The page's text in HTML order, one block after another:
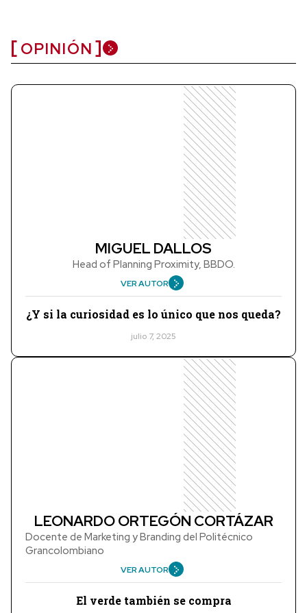
OPINIÓN
MIGUEL DALLOS
Head of Planning Proximity, BBDO.
VER AUTOR
¿Y si la curiosidad es lo único que nos queda?
julio 7, 2025
LEONARDO ORTEGÓN CORTÁZAR
Docente de Marketing y Branding del Politécnico
Grancolombiano
VER AUTOR
El verde también se compra